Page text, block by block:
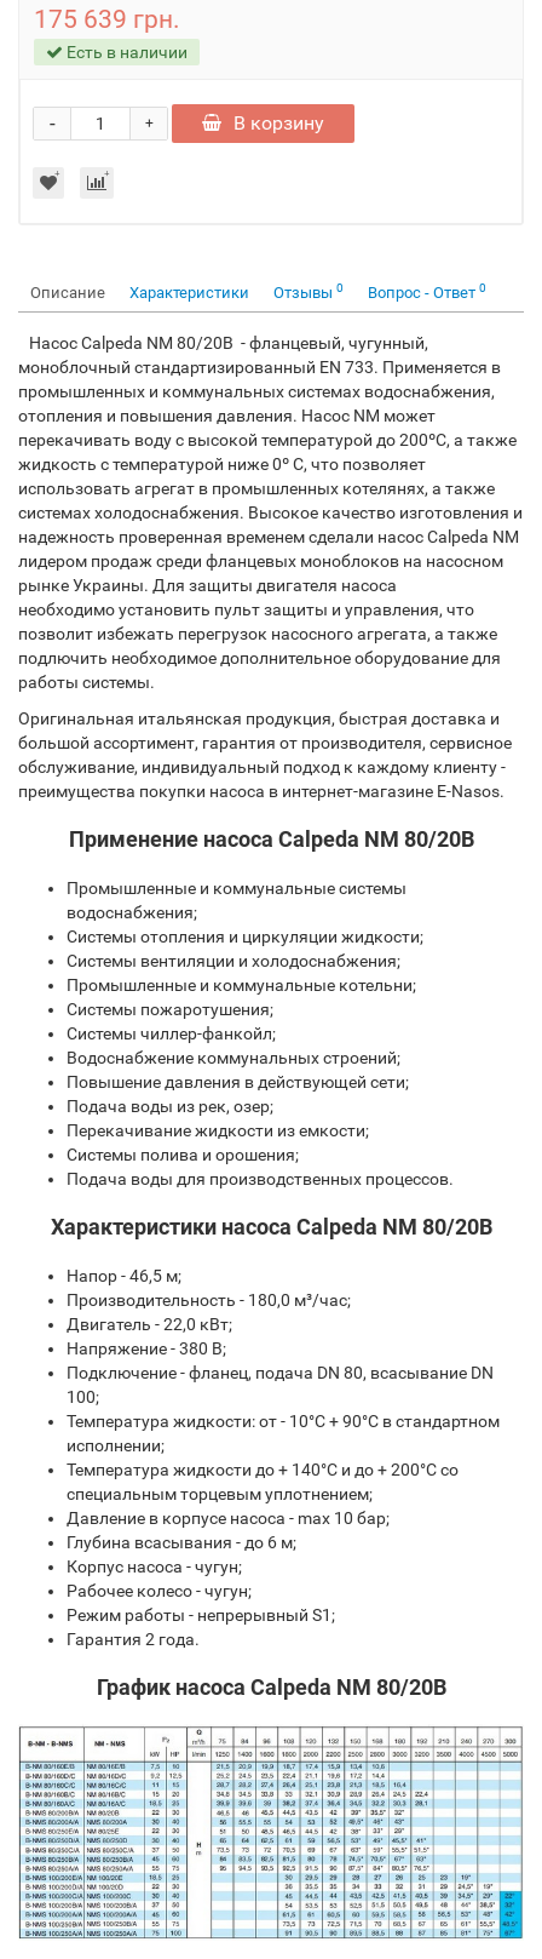
175 639 грн.
Есть в наличии
+
- В корзину
Описание Характеристики Отзывы 0 Вопрос - Ответ 0
Насос Calpeda NM 80/20B - фланцевый, чугунный,
моноблочный стандартизированный EN 733. Применяется в
промышленных и коммунальных системах водоснабжения,
отопления и повышения давления. Насос NM может
перекачивать воду с высокой температурой до 200ºC, а также
жидкость с температурой ниже 0º C, что позволяет
использовать агрегат в промышленных котелянях, а также
системах холодоснабжения. Высокое качество изготовления и
надежность проверенная временем сделали насос Calpeda NM
лидером продаж среди фланцевых моноблоков на насосном
рынке Украины. Для защиты двигателя насоса
необходимо установить пульт защиты и управления, что
позволит избежать перегрузок насосного агрегата, а также
подлючить необходимое дополнительное оборудование для
работы системы.
Оригинальная итальянская продукция, быстрая доставка и
большой ассортимент, гарантия от производителя, сервисное
обслуживание, индивидуальный подход к каждому клиенту -
преимущества покупки насоса в интернет-магазине E-Nasos.
Применение насоса Calpeda NM 80/20B
Промышленные и коммунальные системы
водоснабжения;
Системы отопления и циркуляции жидкости;
Системы вентиляции и холодоснабжения;
Промышленные и коммунальные котельни;
Системы пожаротушения;
Системы чиллер-фанкойл;
Водоснабжение коммунальных строений;
Повышение давления в действующей сети;
Подача воды из рек, озер;
Перекачивание жидкости из емкости;
Системы полива и орошения;
Подача воды для производственных процессов.
Характеристики насоса Calpeda NM 80/20B
Напор - 46,5 м;
Производительность - 180,0 м³/час;
Двигатель - 22,0 кВт;
Напряжение - 380 В;
Подключение - фланец, подача DN 80, всасывание DN
100;
Температура жидкости: от - 10°C + 90°C в стандартном
исполнении;
Температура жидкости до + 140°C и до + 200°C со
специальным торцевым уплотнением;
Давление в корпусе насоса - max 10 бар;
Глубина всасывания - до 6 м;
Корпус насоса - чугун;
Рабочее колесо - чугун;
Режим работы - непрерывный S1;
Гарантия 2 года.
График насоса Calpeda NM 80/20B